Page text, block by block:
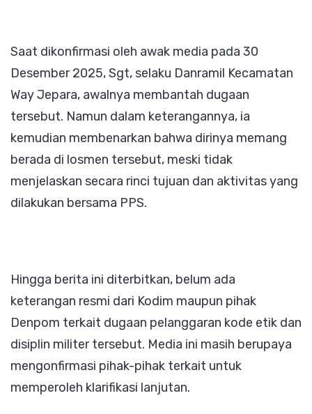
‎Saat dikonfirmasi oleh awak media pada 30
Desember 2025, Sgt, selaku Danramil Kecamatan
Way Jepara, awalnya membantah dugaan
tersebut. Namun dalam keterangannya, ia
kemudian membenarkan bahwa dirinya memang
berada di losmen tersebut, meski tidak
menjelaskan secara rinci tujuan dan aktivitas yang
dilakukan bersama PPS.
‎Hingga berita ini diterbitkan, belum ada
keterangan resmi dari Kodim maupun pihak
Denpom terkait dugaan pelanggaran kode etik dan
disiplin militer tersebut. Media ini masih berupaya
mengonfirmasi pihak-pihak terkait untuk
memperoleh klarifikasi lanjutan.